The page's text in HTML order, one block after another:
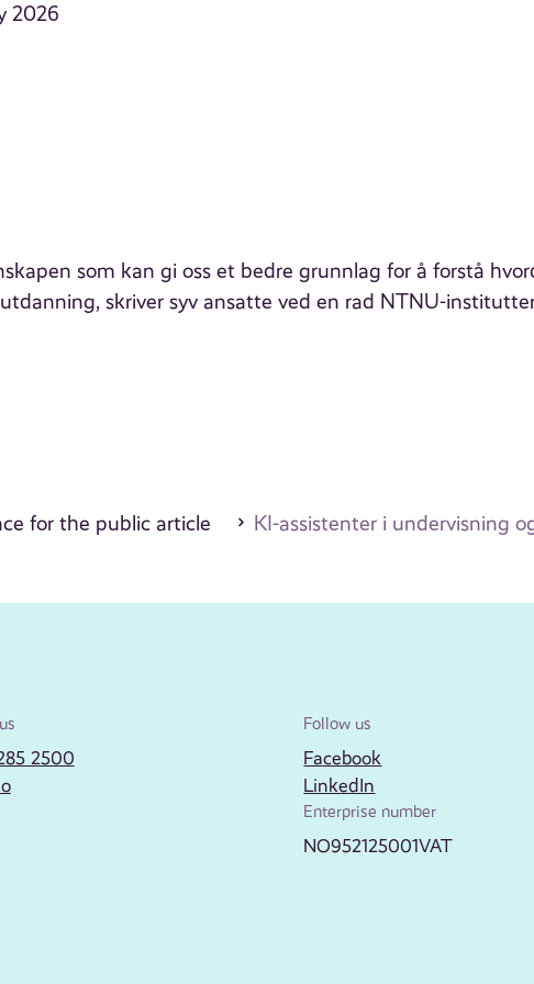
2026
som kan gi oss et bedre grunnlag for å forstå
skriver syv ansatte ved en rad NTNU-
for the public article KI-assistenter i undervisning
2500
Follow us
Facebook
LinkedIn
Enterprise number
NO952125001VAT